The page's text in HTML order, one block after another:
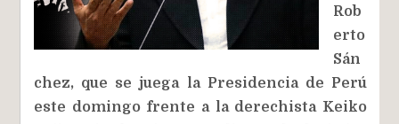
Rob
erto
Sán
chez, que se juega la Presidencia de Perú
este domingo frente a la derechista Keiko